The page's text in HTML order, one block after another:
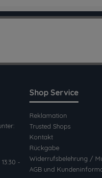
-
Shop Service
Reklamation
Trusted Shops
Kontakt
Rückgabe
Widerrufsbelehrung /
AGB und